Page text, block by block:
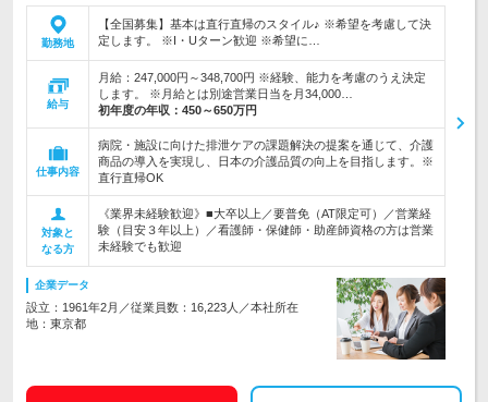
勤務地
【全国募集】基本は直行直帰のスタイル♪ ※希望を考慮して決
定します。 ※I・Uターン歓迎 ※希望に…
給与
月給：247,000円～348,700円 ※経験、能力を考慮のうえ決定
します。 ※月給とは別途営業日当を月34,000…
初年度の年収： 450～650万円
仕事内容
病院・施設に向けた排泄ケアの課題解決の提案を通じて、介護
商品の導入を実現し、日本の介護品質の向上を目指します。※
直行直帰OK
対象と
なる方
《業界未経験歓迎》■大卒以上／要普免（AT限定可）／営業経
験（目安３年以上）／看護師・保健師・助産師資格の方は営業
未経験でも歓迎
企業データ
設立：1961年2月／従業員数：16,223人／本社所在
地：東京都